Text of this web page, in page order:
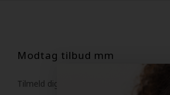
Modtag tilbud mm
Tilmeld dig nyhedsbrev - du kan altid